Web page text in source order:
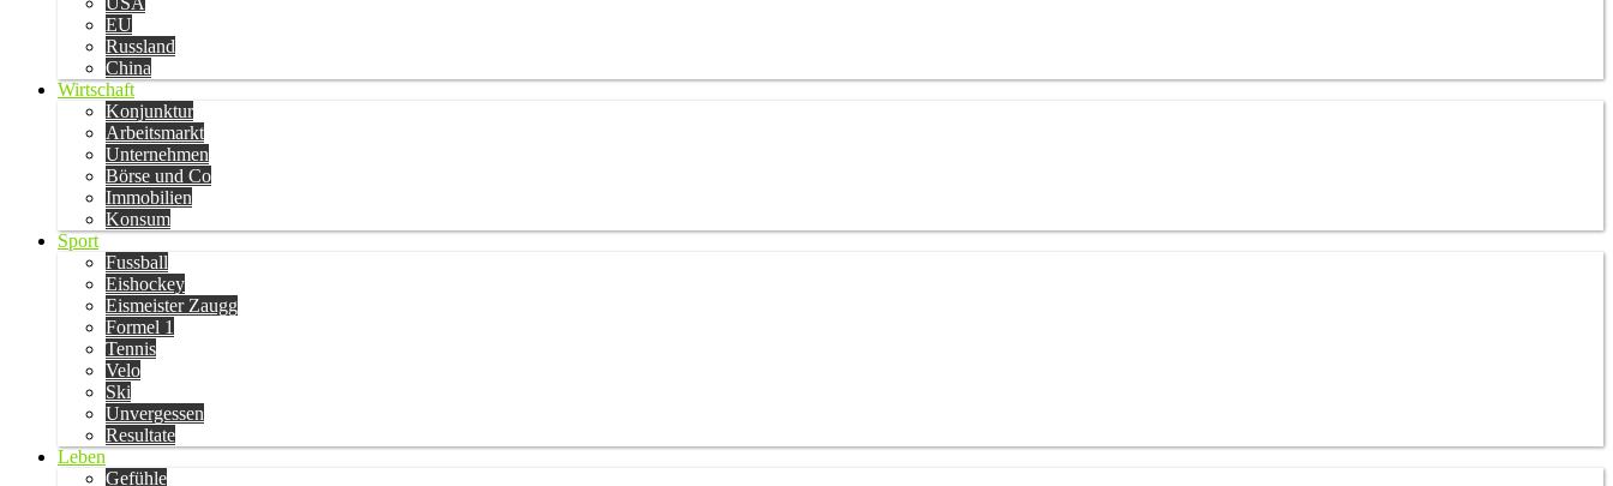
EU
Russland
China
Wirtschaft
Konjunktur
Arbeitsmarkt
Unternehmen
Börse und Co
Immobilien
Konsum
Sport
Fussball
Eishockey
Eismeister Zaugg
Formel 1
Tennis
Velo
Ski
Unvergessen
Resultate
Leben
Gefühle